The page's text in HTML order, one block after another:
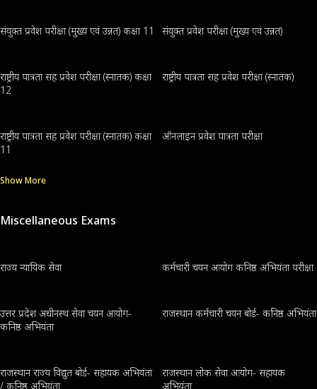
संयुक्त प्रवेश परीक्षा (मुख्य एवं उन्नत) कक्षा 11 संयुक्त प्रवेश परीक्षा (मुख्य एवं उन्नत)
राष्ट्रीय पात्रता सह प्रवेश परीक्षा (स्नातक) कक्षा
12
राष्ट्रीय पात्रता सह प्रवेश परीक्षा (स्नातक)
राष्ट्रीय पात्रता सह प्रवेश परीक्षा (स्नातक) कक्षा
11
ऑनलाइन प्रवेश पात्रता परीक्षा
Show More
Miscellaneous Exams
राज्य न्यायिक सेवा कर्मचारी चयन आयोग कनिष्ठ अभियंता परीक्षा
उत्तर प्रदेश अधीनस्थ सेवा चयन आयोग-
कनिष्ठ अभियंता
राजस्थान कर्मचारी चयन बोर्ड- कनिष्ठ अभियंता
राजस्थान राज्य विद्युत बोर्ड- सहायक अभियंता
/ कनिष्ठ अभियंता
राजस्थान लोक सेवा आयोग- सहायक
अभियंता